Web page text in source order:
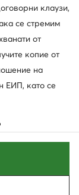
клаузи,
се стремим
от
копие от
на
ЕИП, като се
Zielona Góra;